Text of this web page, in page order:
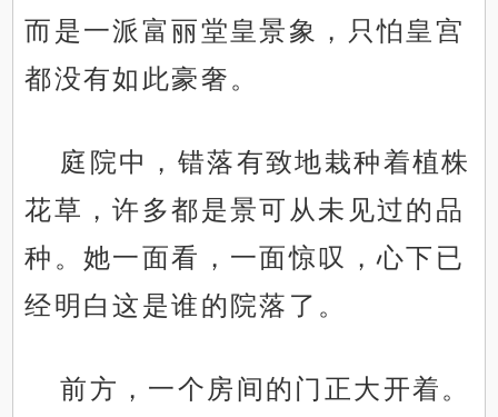
而是一派富丽堂皇景象，只怕皇宫
都没有如此豪奢。
庭院中，错落有致地栽种着植株
花草，许多都是景可从未见过的品
种。她一面看，一面惊叹，心下已
经明白这是谁的院落了。
前方，一个房间的门正大开着。